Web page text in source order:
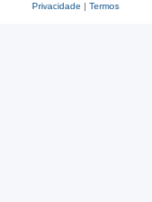
Privacidade | Termos